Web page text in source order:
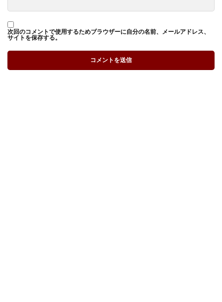
次回のコメントで使用するためブラウザーに自分の名前、メールアドレス、
サイトを保存する。